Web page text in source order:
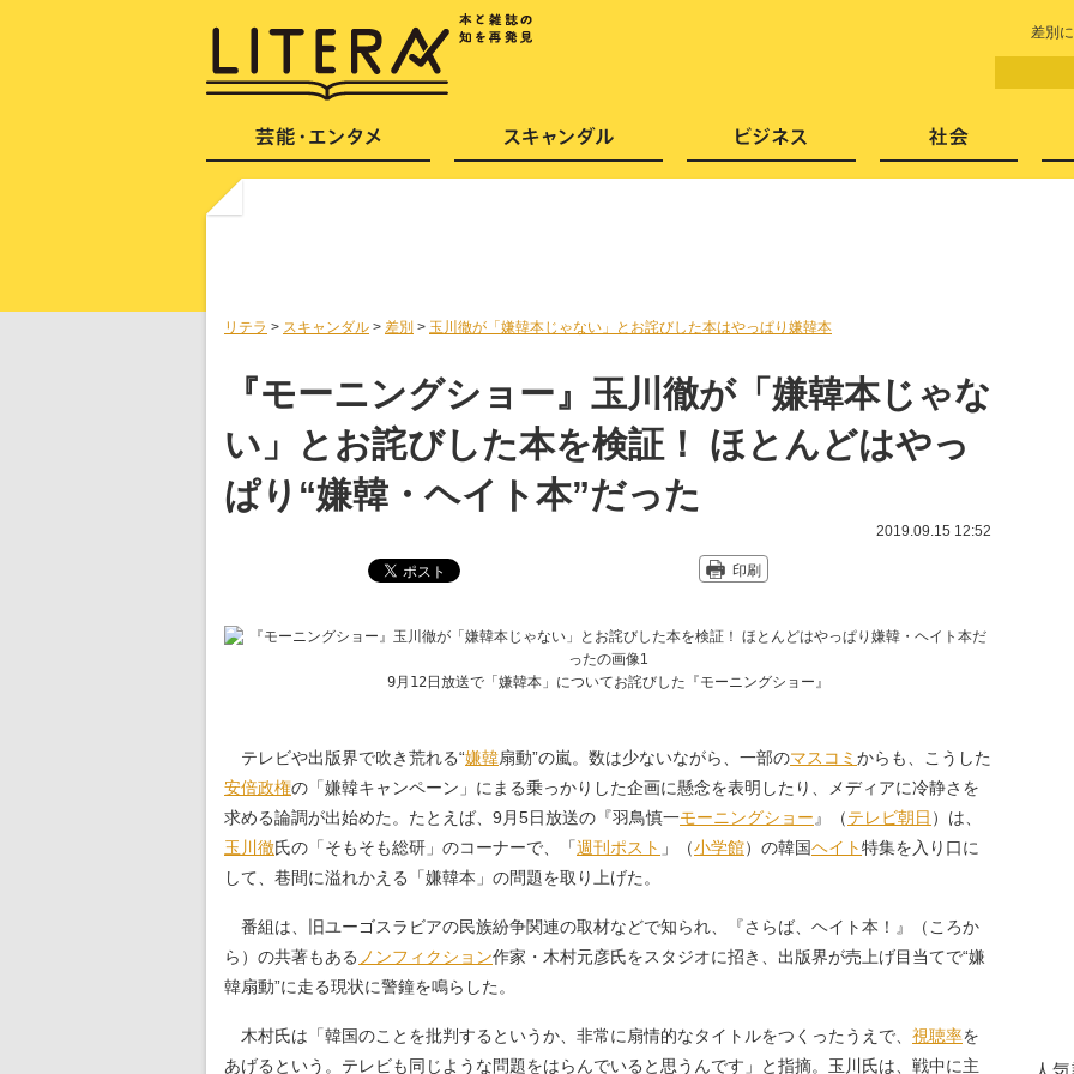
差別
リテラ > スキャンダル > 差別 > 玉川徹が「嫌韓本じゃない」とお詫びした本はやっぱり嫌韓本
『モーニングショー』玉川徹が「嫌韓本じゃな
い」とお詫びした本を検証！ ほとんどはやっ
ぱり“嫌韓・ヘイト本”だった
2019.09.15 12:52
印刷
テレビや出版界で吹き荒れる“嫌韓扇動”の嵐。数は少ないながら、一部のマスコミ からも、こうした
安倍政権の「嫌韓キャンペーン」にまる乗っかりした企画に懸念を表明したり、メディアに冷静さを
求める論調が出始めた。たとえば、9月5日放送の『羽鳥慎一モーニングショー 』（テレビ朝日 ）は、
玉川徹氏の「そもそも総研」のコーナーで、「週刊ポスト 」（小学館）の韓国ヘイト特集を入り口に
して、巷間に溢れかえる「嫌韓本」の問題を取り上げた。
番組は、旧ユーゴスラビアの民族紛争関連の取材などで知られ、『さらば、ヘイト本！』（ころか
ら）の共著もある ノンフィクション作家・木村元彦氏をスタジオに招き、出版界が売上げ目当てで“嫌
韓扇動”に走る現状に警鐘を鳴らした。
木村氏は「韓国のことを批判するというか、非常に扇情的なタイトルをつくったうえで、 視聴率を
あげるという。テレビも同じような問題をはらんでいると思うんです」と指摘。玉川氏は、戦中に主
芸能・エンタメ スキャンダル